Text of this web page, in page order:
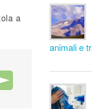
a
animali e